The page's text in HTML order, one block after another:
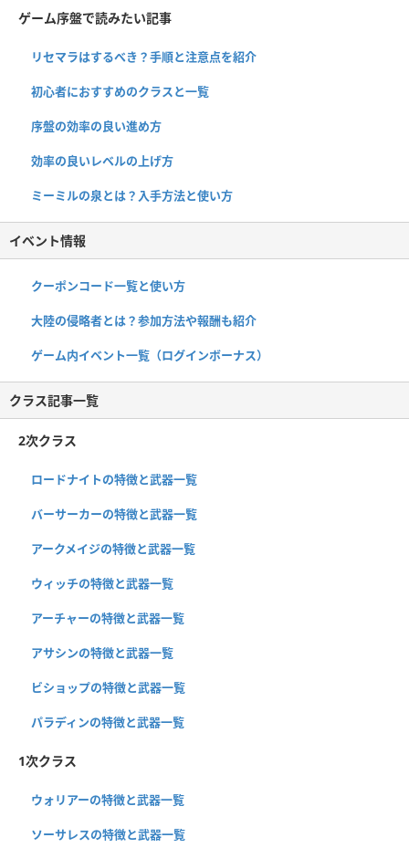
ゲーム序盤で読みたい記事
リセマラはするべき？手順と注意点を紹介
初心者におすすめのクラスと一覧
序盤の効率の良い進め方
効率の良いレベルの上げ方
ミーミルの泉とは？入手方法と使い方
イベント情報
クーポンコード一覧と使い方
大陸の侵略者とは？参加方法や報酬も紹介
ゲーム内イベント一覧（ログインボーナス）
クラス記事一覧
2次クラス
ロードナイトの特徴と武器一覧
バーサーカーの特徴と武器一覧
アークメイジの特徴と武器一覧
ウィッチの特徴と武器一覧
アーチャーの特徴と武器一覧
アサシンの特徴と武器一覧
ビショップの特徴と武器一覧
パラディンの特徴と武器一覧
1次クラス
ウォリアーの特徴と武器一覧
ソーサレスの特徴と武器一覧